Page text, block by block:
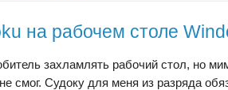
на рабочем столе
захламлять рабочий стол, но
смог. Судоку для меня из разряда